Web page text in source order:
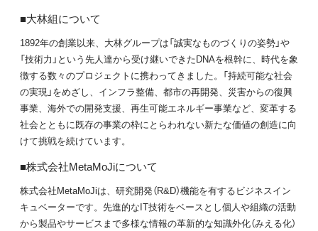
■大林組について
1892年の創業以来、大林グループは「誠実なものづくりの姿勢」や
「技術力」という先人達から受け継いできたDNAを根幹に、時代を象
徴する数々のプロジェクトに携わってきました。「持続可能な社会
の実現」をめざし、インフラ整備、都市の再開発、災害からの復興
事業、海外での開発支援、再生可能エネルギー事業など、変革する
社会とともに既存の事業の枠にとらわれない新たな価値の創造に向
けて挑戦を続けています。
■株式会社MetaMoJiについて
株式会社MetaMoJiは、研究開発（R&D）機能を有するビジネスイン
キュベーターです。先進的なIT技術をベースとし個人や組織の活動
から製品やサービスまで多様な情報の革新的な知識外化（みえる化）